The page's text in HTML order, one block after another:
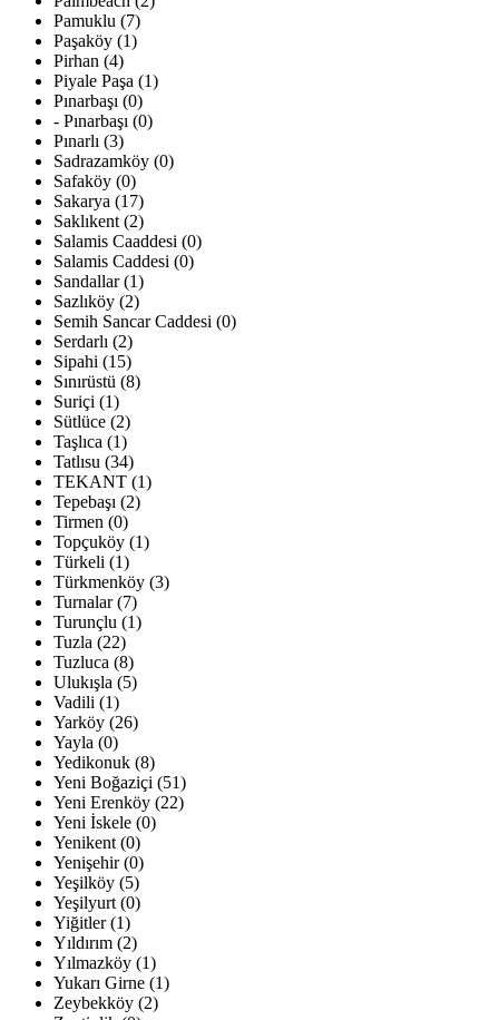
Pamuklu (7)
Paşaköy (1)
Pirhan (4)
Piyale Paşa (1)
Pınarbaşı (0)
- Pınarbaşı (0)
Pınarlı (3)
Sadrazamköy (0)
Safaköy (0)
Sakarya (17)
Saklıkent (2)
Salamis Caaddesi (0)
Salamis Caddesi (0)
Sandallar (1)
Sazlıköy (2)
Semih Sancar Caddesi (0)
Serdarlı (2)
Sipahi (15)
Sınırüstü (8)
Suriçi (1)
Sütlüce (2)
Taşlıca (1)
Tatlısu (34)
TEKANT (1)
Tepebaşı (2)
Tirmen (0)
Topçuköy (1)
Türkeli (1)
Türkmenköy (3)
Turnalar (7)
Turunçlu (1)
Tuzla (22)
Tuzluca (8)
Ulukışla (5)
Vadili (1)
Yarköy (26)
Yayla (0)
Yedikonuk (8)
Yeni Boğaziçi (51)
Yeni Erenköy (22)
Yeni İskele (0)
Yenikent (0)
Yenişehir (0)
Yeşilköy (5)
Yeşilyurt (0)
Yiğitler (1)
Yıldırım (2)
Yılmazköy (1)
Yukarı Girne (1)
Zeybekköy (2)